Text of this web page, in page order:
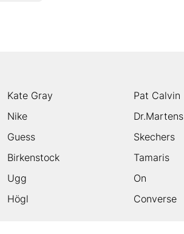
Kate Gray
Pat Calvin
Nike
Dr.Martens
Guess
Skechers
Birkenstock
Tamaris
Ugg
On
Högl Converse